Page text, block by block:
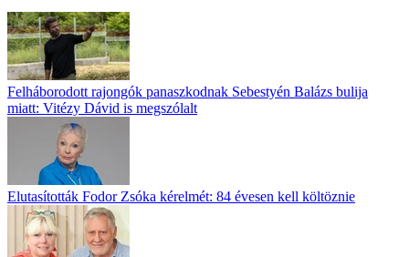
Felháborodott rajongók panaszkodnak Sebestyén Balázs bulija
miatt: Vitézy Dávid is megszólalt
Elutasították Fodor Zsóka kérelmét: 84 évesen kell költöznie